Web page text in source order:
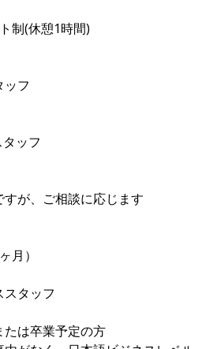
制(休憩1時間)
フ
ッフ
が、ご相談に応じます
月）
タッフ
たは卒業予定の方